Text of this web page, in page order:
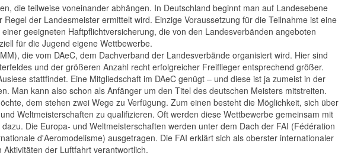
die teilweise voneinander abhängen. In Deutschland beginnt man auf Landesebene
der Landesmeister ermittelt wird. Einzige Voraussetzung für die Teilnahme ist eine
geeigneten Haftpflichtversicherung, die von den Landesverbänden angeboten
für die Jugend eigene Wettbewerbe.
die vom DAeC, dem Dachverband der Landesverbände organisiert wird. Hier sind
und der größeren Anzahl recht erfolgreicher Freiflieger entsprechend größer.
stattfindet. Eine Mitgliedschaft im DAeC genügt – und diese ist ja zumeist in der
Man kann also schon als Anfänger um den Titel des deutschen Meisters mitstreiten.
dem stehen zwei Wege zu Verfügung. Zum einen besteht die Möglichkeit, sich über
Weltmeisterschaften zu qualifizieren. Oft werden diese Wettbewerbe gemeinsam mit
Die Europa- und Weltmeisterschaften werden unter dem Dach der FAI (Fédération
d'Aeromodelisme) ausgetragen. Die FAI erklärt sich als oberster internationaler
der Luftfahrt verantwortlich.